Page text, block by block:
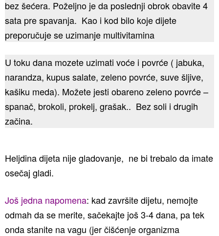
bez šećera. Poželjno je da poslednji obrok obavite 4
sata pre spavanja. Kao i kod bilo koje dijete
preporučuje se uzimanje multivitamina
U toku dana mozete uzimati voće i povrće ( jabuka,
narandza, kupus salate, zeleno povrće, suve šljive,
kašiku meda). Možete jesti obareno zeleno povrće –
spanač, brokoli, prokelj, grašak.. Bez soli i drugih
začina.
Heljdina dijeta nije gladovanje, ne bi trebalo da imate
osečaj gladi.
Još jedna napomena: kad završite dijetu, nemojte
odmah da se merite, sačekajte još 3-4 dana, pa tek
onda stanite na vagu (jer čišćenje organizma